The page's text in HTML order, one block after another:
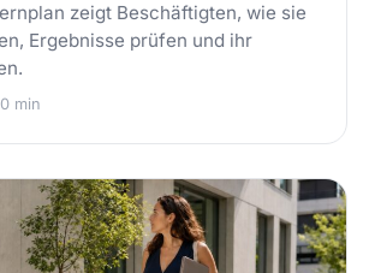
zeigt Beschäftigten, wie sie
Ergebnisse prüfen und ihr
min